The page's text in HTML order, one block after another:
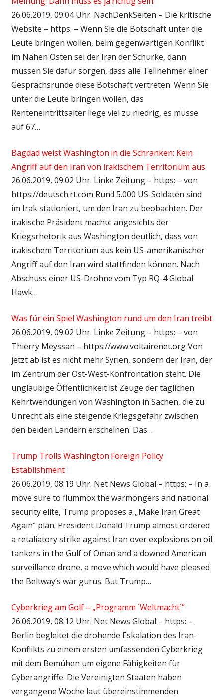
26.06.2019, 09:04 Uhr. NachDenkSeiten – Die kritische
Website – https: – Wenn Sie die Botschaft unter die
Leute bringen wollen, beim gegenwärtigen Konflikt
im Nahen Osten sei der Iran der Schurke, dann
müssen Sie dafür sorgen, dass alle Teilnehmer einer
Gesprächsrunde diese Botschaft vertreten. Wenn Sie
unter die Leute bringen wollen, das
Renteneintrittsalter liege viel zu niedrig, es müsse
auf 67…
Bagdad weist Washington in die Schranken: Kein
Angriff auf den Iran von irakischem Territorium aus
26.06.2019, 09:02 Uhr. Linke Zeitung – https: – von
https://deutsch.rt.com Rund 5.000 US-Soldaten sind
im Irak stationiert, um den Iran zu beobachten. Der
irakische Präsident machte angesichts der
Kriegsrhetorik aus Washington deutlich, dass von
irakischem Territorium aus kein US-amerikanischer
Angriff auf den Iran wird stattfinden können. Nach
Abschuss einer US-Drohne vom Typ RQ-4 Global
Hawk…
Was für ein Spiel Washington rund um den Iran treibt
26.06.2019, 09:02 Uhr. Linke Zeitung – https: – von
Thierry Meyssan – https://www.voltairenet.org Von
jetzt ab ist es nicht mehr Syrien, sondern der Iran, der
im Zentrum der Ost-West-Konfrontation steht. Die
ungläubige Öffentlichkeit ist Zeuge der täglichen
Kehrtwendungen von Washington in Sachen, die zu
Unrecht als eine steigende Kriegsgefahr zwischen
den beiden Ländern erscheinen. Das…
Trump Trolls Washington Foreign Policy
Establishment
26.06.2019, 08:19 Uhr. Net News Global – https: – In a
move sure to flummox the warmongers and national
security elite, Trump proposes a „Make Iran Great
Again“ plan. President Donald Trump almost ordered
a retaliatory strike against Iran over explosions on oil
tankers in the Gulf of Oman and a downed American
surveillance drone, a move which would have pleased
the Beltway’s war gurus. But Trump…
Cyberkrieg am Golf – „Programm `Weltmacht`“
26.06.2019, 08:12 Uhr. Net News Global – https: –
Berlin begleitet die drohende Eskalation des Iran-
Konflikts zu einem ersten umfassenden Cyberkrieg
mit dem Bemühen um eigene Fähigkeiten für
Cyberangriffe. Die Vereinigten Staaten haben
vergangene Woche laut übereinstimmenden